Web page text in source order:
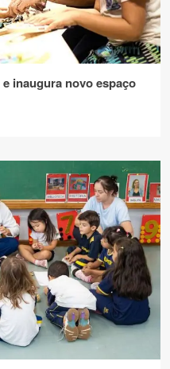
inaugura novo espaço